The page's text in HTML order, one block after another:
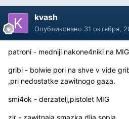
kvash
Опубликовано 31 октября,
patroni - medniji nakone4niki na
gribi - bolwie pori na shve v vide
,pri nedostatke zawitnogo gaza.
smi4ok - derzatelj,pistolet MIG
zir - zawitnaja smazka dlja sopla.